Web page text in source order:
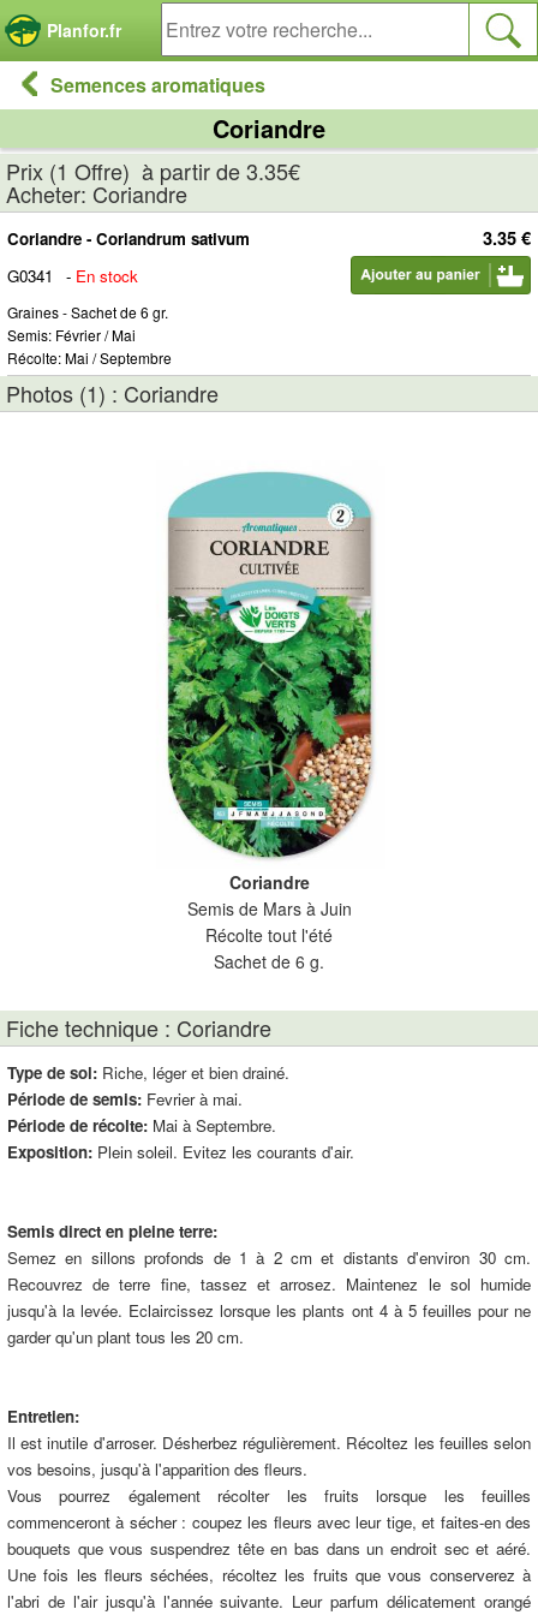
Planfor.fr
Semences aromatiques
Coriandre
Prix (1 Offre) à partir de 3.35€
Acheter: Coriandre
3.35 €
Coriandre - Coriandrum sativum
G0341
- En stock
Graines - Sachet de 6 gr.
Semis: Février / Mai
Récolte: Mai / Septembre
Photos (1) : Coriandre
Coriandre
Semis de Mars à Juin
Récolte tout l'été
Sachet de 6 g.
Fiche technique : Coriandre
Type de sol: Riche, léger et bien drainé.
Période de semis: Fevrier à mai.
Période de récolte: Mai à Septembre.
Exposition: Plein soleil. Evitez les courants d'air.
Semis direct en pleine terre:
Semez en sillons profonds de 1 à 2 cm et distants d'environ 30 cm.
Recouvrez de terre fine, tassez et arrosez. Maintenez le sol humide
jusqu'à la levée. Eclaircissez lorsque les plants ont 4 à 5 feuilles pour ne
garder qu'un plant tous les 20 cm.
Entretien:
Il est inutile d'arroser. Désherbez régulièrement. Récoltez les feuilles selon
vos besoins, jusqu'à l'apparition des fleurs.
Vous pourrez également récolter les fruits lorsque les feuilles
commenceront à sécher : coupez les fleurs avec leur tige, et faites-en des
bouquets que vous suspendrez tête en bas dans un endroit sec et aéré.
Une fois les fleurs séchées, récoltez les fruits que vous conserverez à
l'abri de l'air jusqu'à l'année suivante. Leur parfum délicatement orangé
Panneau de gestion des cookies